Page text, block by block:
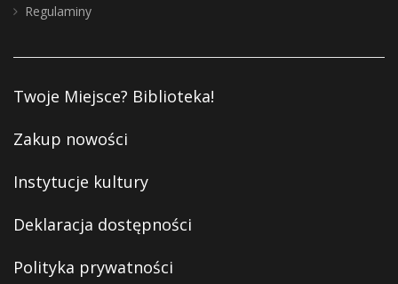
Regulaminy
Twoje Miejsce? Biblioteka!
Zakup nowości
Instytucje kultury
Deklaracja dostępności
Polityka prywatności